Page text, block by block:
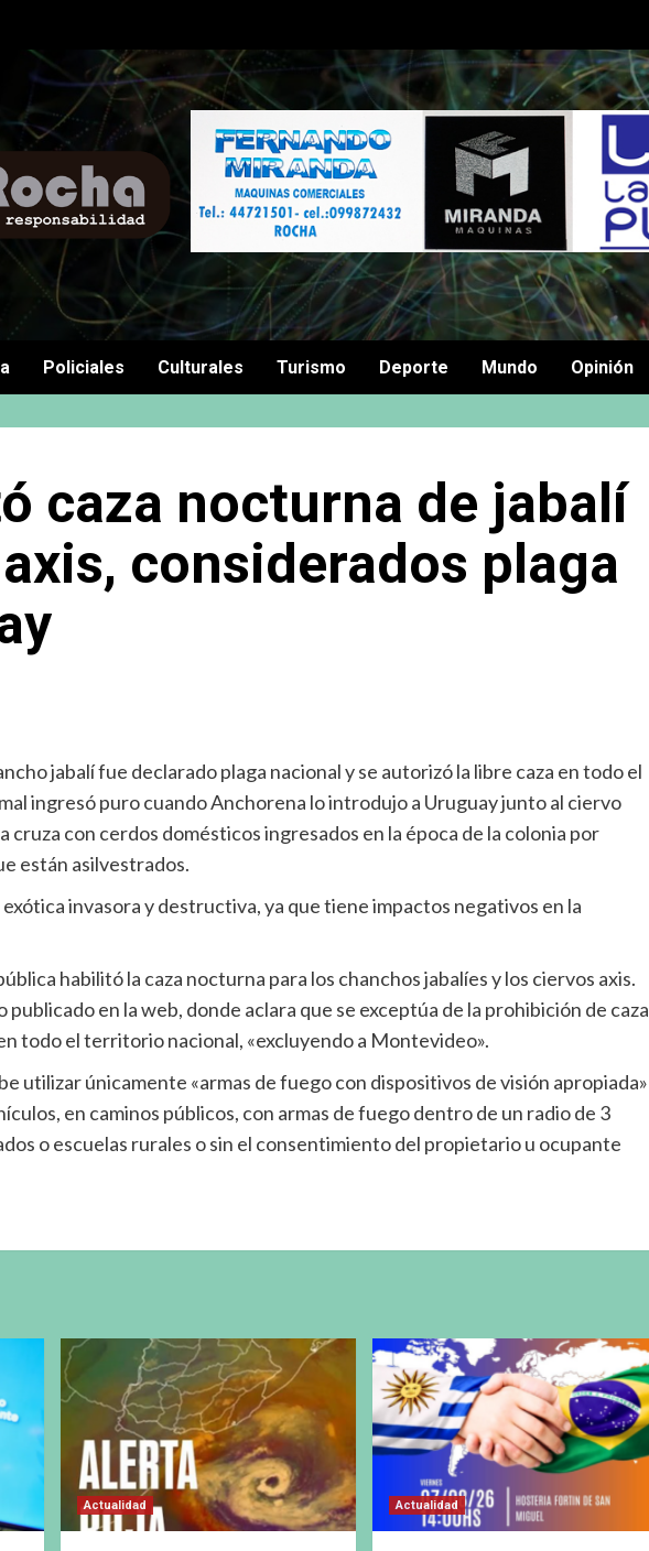
Policiales Culturales Turismo Deporte Mundo Opinión
caza nocturna de jabalí
considerados plaga
jabalí fue declarado plaga nacional y se autorizó la libre caza en todo el
ingresó puro cuando Anchorena lo introdujo a Uruguay junto al ciervo
cruza con cerdos domésticos ingresados en la época de la colonia por
están asilvestrados.
invasora y destructiva, ya que tiene impactos negativos en la
habilitó la caza nocturna para los chanchos jabalíes y los ciervos axis.
en la web, donde aclara que se exceptúa de la prohibición de caza
todo el territorio nacional, «excluyendo a Montevideo».
utilizar únicamente «armas de fuego con dispositivos de visión apropiada»
en caminos públicos, con armas de fuego dentro de un radio de 3
o escuelas rurales o sin el consentimiento del propietario u ocupante
Actualidad Actualidad